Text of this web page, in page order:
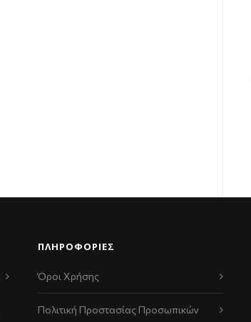
ΠΛΗΡΟΦΟΡΙΕΣ
Όροι Χρήσης
Πολιτική Προστασίας Προσωπικών